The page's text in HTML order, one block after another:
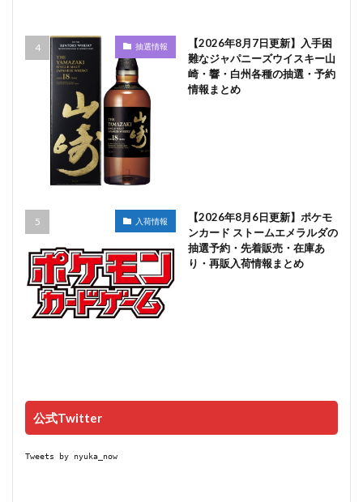
抽選情報
【2026年8月7日更新】入手困
難なジャパニーズウイスキー山
崎・響・白州各種の抽選・予約
情報まとめ
入荷情報
【2026年8月6日更新】ポケモ
ンカード ストームエメラルダの
抽選予約・先着販売・在庫あ
り・再販入荷情報まとめ
公式Twitter
Tweets by nyuka_now